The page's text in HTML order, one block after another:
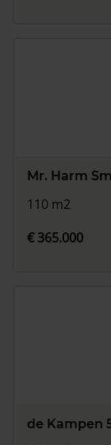
Mr. Harm
110 m2
€ 365.000
de Kampen